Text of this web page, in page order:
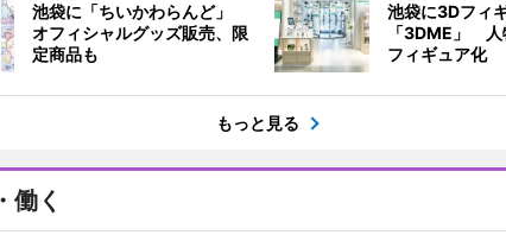
池袋に「ちいかわらんど」
オフィシャルグッズ販売、限
定商品も
池袋に3Dフィ
「3DME」 人
フィギュア化
もっと見る
働く